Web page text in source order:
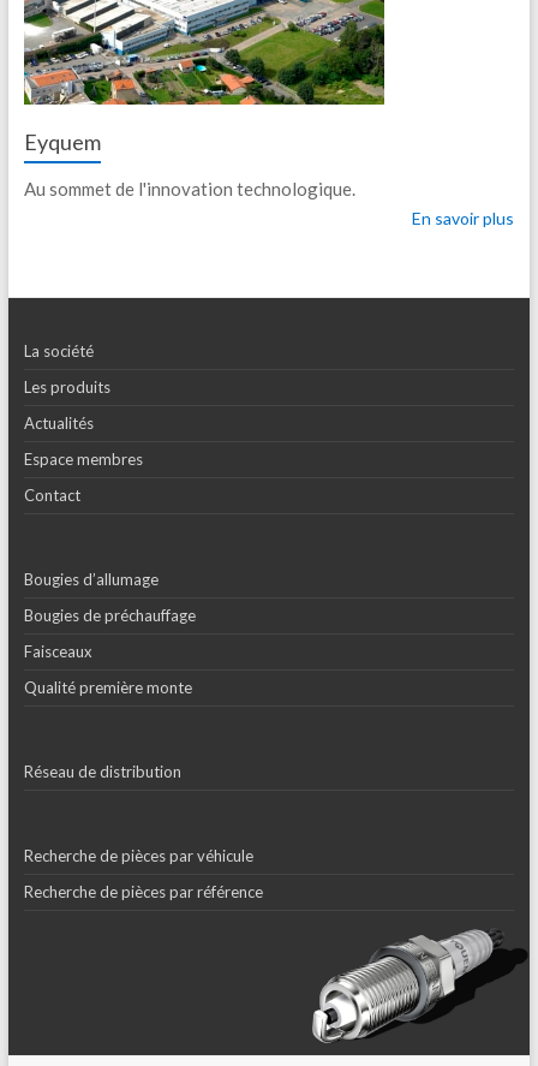
Eyquem
Au sommet de l'innovation technologique.
En savoir plus
La société
Les produits
Actualités
Espace membres
Contact
Bougies d’allumage
Bougies de préchauffage
Faisceaux
Qualité première monte
Réseau de distribution
Recherche de pièces par véhicule
Recherche de pièces par référence